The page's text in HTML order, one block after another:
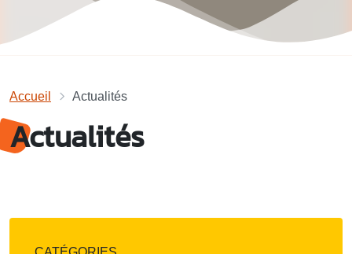
Accueil Actualités
Actualités